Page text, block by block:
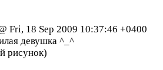
Fri, 18 Sep 2009 10:37:46 +0400
девушка ^_^
рисунок)